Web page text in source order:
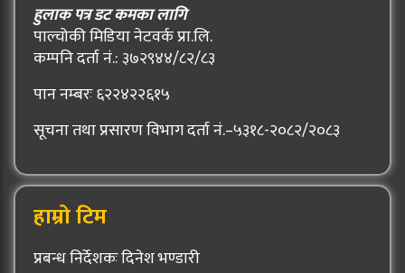
हुलाक पत्र डट कमका लागि
पाल्चोकी मिडिया नेटवर्क प्रा.लि.
कम्पनि दर्ता नं.: ३७२९४४/८२/८३
पान नम्बरः ६२२४२२६१५
सूचना तथा प्रसारण विभाग दर्ता नं.–५३१८-२०८२/२०८३
हाम्रो टिम
प्रबन्ध निर्देशकः दिनेश भण्डारी